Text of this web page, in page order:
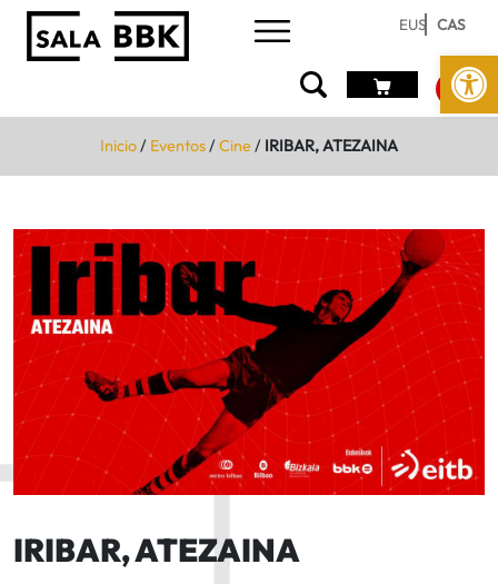
Abrir
EUS CAS
Inicio/ Eventos/Cine/ IRIBAR, ATEZAINA
IRIBAR, ATEZAINA